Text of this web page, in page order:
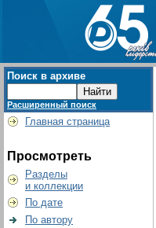
Поиск в архиве
Расширенный поиск
Главная страница
Просмотреть
Разделы
и коллекции
По дате
По автору